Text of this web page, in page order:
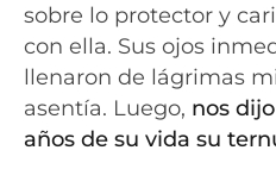
sobre lo protector y
con ella. Sus ojos
llenaron de lágrimas
asentía. Luego, nos
años de su vida su